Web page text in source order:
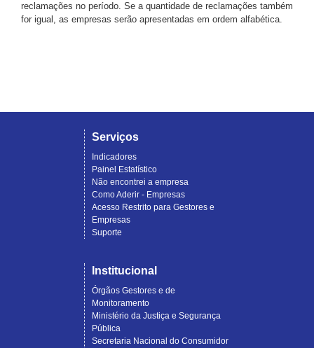
reclamações no período. Se a quantidade de reclamações também
for igual, as empresas serão apresentadas em ordem alfabética.
Serviços
Indicadores
Painel Estatístico
Não encontrei a empresa
Como Aderir - Empresas
Acesso Restrito para Gestores e
Empresas
Suporte
Institucional
Órgãos Gestores e de
Monitoramento
Ministério da Justiça e Segurança
Pública
Secretaria Nacional do Consumidor